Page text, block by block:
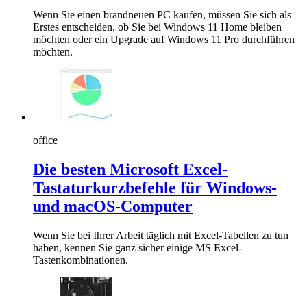
Wenn Sie einen brandneuen PC kaufen, müssen Sie sich als
Erstes entscheiden, ob Sie bei Windows 11 Home bleiben
möchten oder ein Upgrade auf Windows 11 Pro durchführen
möchten.
office
Die besten Microsoft Excel-
Tastaturkurzbefehle für Windows-
und macOS-Computer
Wenn Sie bei Ihrer Arbeit täglich mit Excel-Tabellen zu tun
haben, kennen Sie ganz sicher einige MS Excel-
Tastenkombinationen.